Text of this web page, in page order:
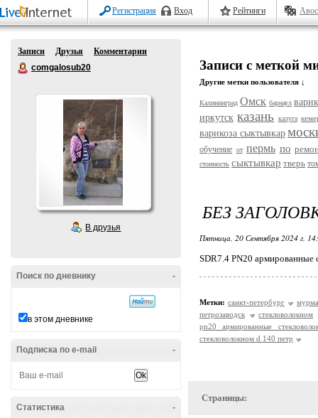
Регистрация Вход Рейтинги
Записи Друзья
Комментарии
comgalosub20
В друзья
-
Поиск по дневнику
в этом дневнике
-
Подписка по e-mail
-
Статистика
Записи с меткой
Другие метки пользователя ↓
Калининград Омск барнаул
иркутск казань калуга
варикоза сыктывкар
обучение от пермь по
стоимость сыктывкар тверь
БЕЗ
Пятница, 20 Сентября 2024 г.
SDR7.4 PN20 армированные
Метки: санкт-петербург
петрозаводск
стекловолокном
pn20 армированные
стекловолокном d 140 петр
Страницы: